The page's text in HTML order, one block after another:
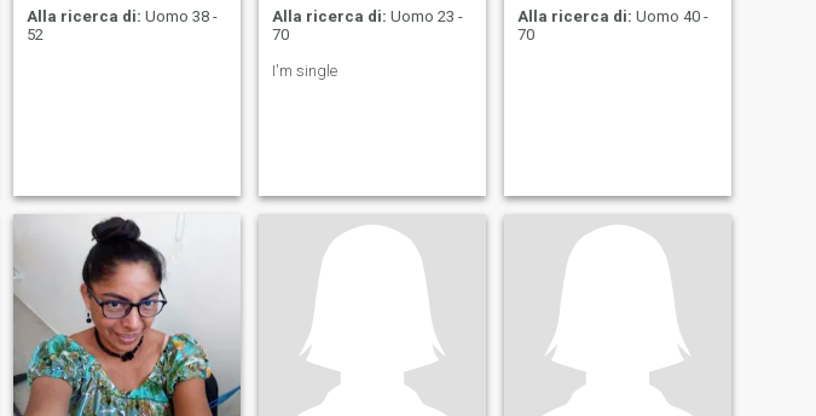
Alla ricerca di: Uomo 38 -
52
Alla ricerca di: Uomo 23 -
70
I'm single
Alla ricerca di: Uomo 40 -
70